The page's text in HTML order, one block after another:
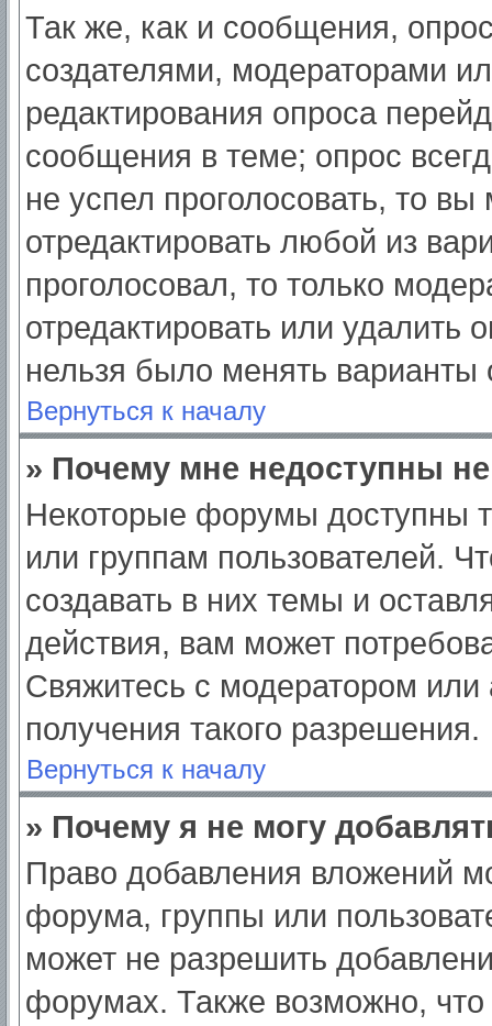
Так же, как и сообщения,
создателями, модераторами
редактирования опроса
сообщения в теме; опрос
не успел проголосовать, то
отредактировать любой из
проголосовал, то только
отредактировать или удалить
нельзя было менять варианты
Вернуться к началу
» Почему мне недоступны
Некоторые форумы доступны
или группам пользователей.
создавать в них темы и
действия, вам может
Свяжитесь с модератором
получения такого разрешения.
Вернуться к началу
» Почему я не могу
Право добавления вложений
форума, группы или
может не разрешить
форумах. Также возможно,